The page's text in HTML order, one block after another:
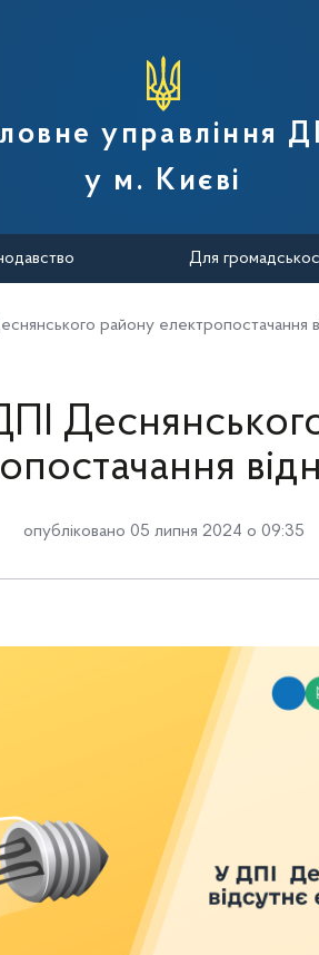
служби
управління
у м. Києві
Для
району електропостачання
опубліковано 05 липня 2024 о 09:35